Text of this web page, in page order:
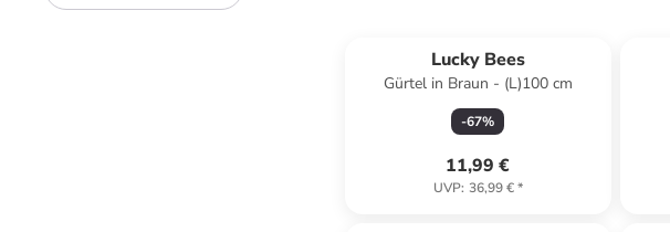
Lucky Bees
Gürtel in Braun - (L)100 cm
-67%
11,99 €
UVP: 36,99 €*